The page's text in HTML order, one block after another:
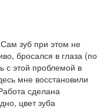
зуб при этом не
бросался в глаза (по
с этой проблемой в
мне восстановили
сделана
цвет зуба